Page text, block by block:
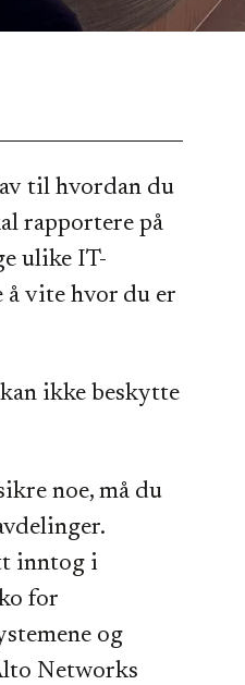
til hvordan du
rapportere på
ulike IT-
å vite hvor du er
ikke beskytte
noe, må du
inntog i
for
og
Networks